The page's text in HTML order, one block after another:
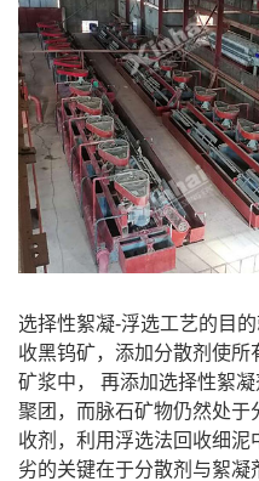
选择性絮凝-浮选工艺的目
收黑钨矿，添加分散剂使
矿浆中， 再添加选择性絮
聚团，而脉石矿物仍然处
收剂，利用浮选法回收细
劣的关键在于分散剂与絮